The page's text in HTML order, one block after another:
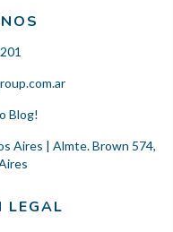
Blog!
Aires | Almte. Brown 574,
LEGAL